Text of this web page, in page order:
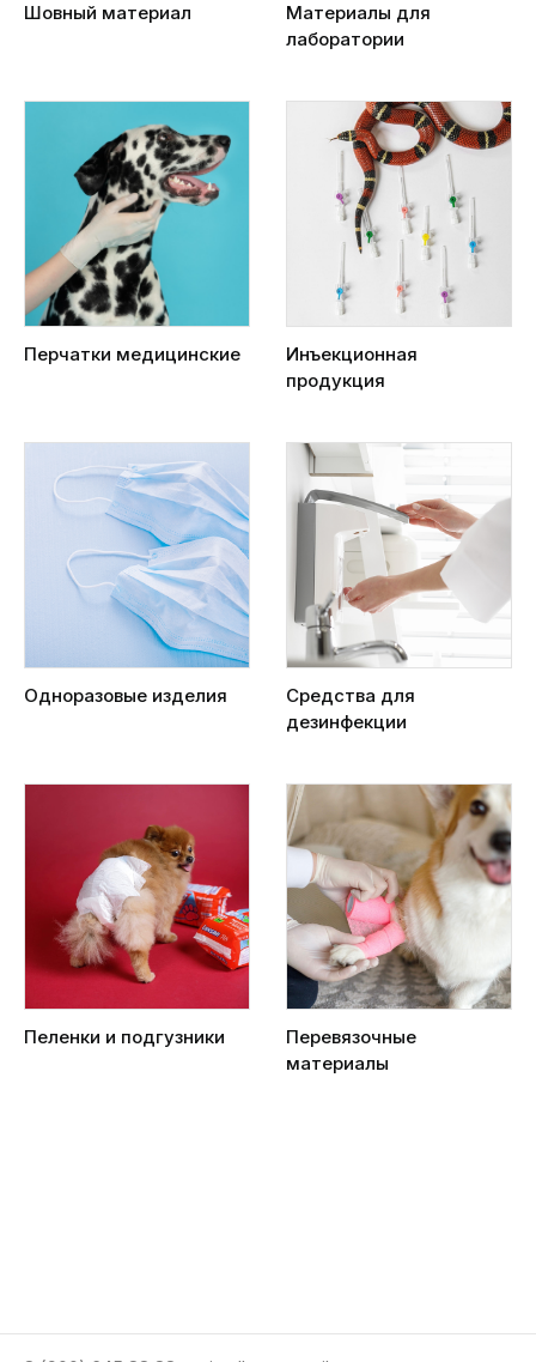
Шовный материал
Материалы для
лаборатории
Перчатки медицинские
Инъекционная
продукция
Одноразовые изделия
Средства для
дезинфекции
Пеленки и подгузники
Перевязочные
материалы